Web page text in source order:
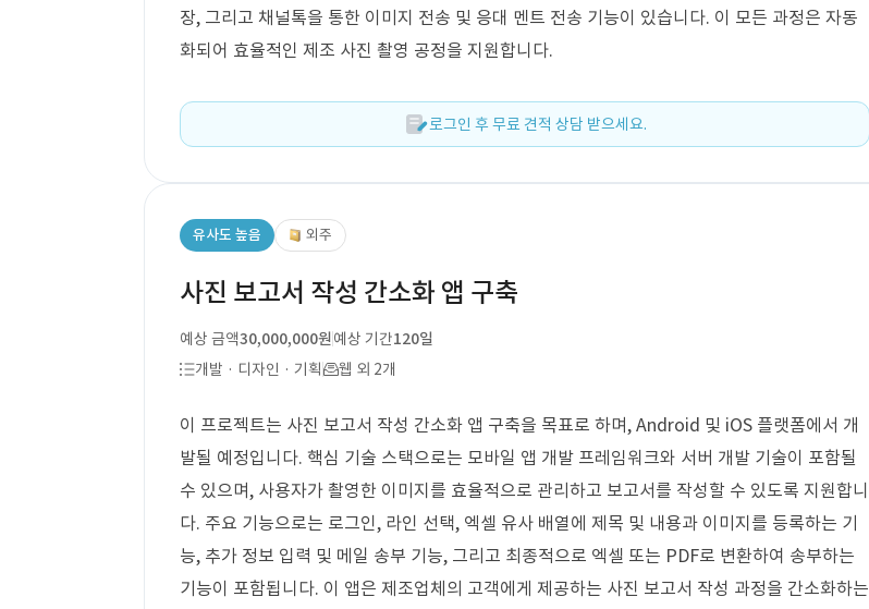
장, 그리고 채널톡을 통한 이미지 전송 및 응대 멘트 전송 기능이 있습니다. 이 모든 과정은 자동
화되어 효율적인 제조 사진 촬영 공정을 지원합니다.
로그인 후 무료 견적 상담 받으세요.
유사도 높음 외주
사진 보고서 작성 간소화 앱 구축
예상 금액30,000,000원예상 기간120일
개발 · 디자인 · 기획
웹 외 2개
이 프로젝트는 사진 보고서 작성 간소화 앱 구축을 목표로 하며, Android 및 iOS 플랫폼에서 개
발될 예정입니다. 핵심 기술 스택으로는 모바일 앱 개발 프레임워크와 서버 개발 기술이 포함될
수 있으며, 사용자가 촬영한 이미지를 효율적으로 관리하고 보고서를 작성할 수 있도록 지원합니
다. 주요 기능으로는 로그인, 라인 선택, 엑셀 유사 배열에 제목 및 내용과 이미지를 등록하는 기
능, 추가 정보 입력 및 메일 송부 기능, 그리고 최종적으로 엑셀 또는 PDF로 변환하여 송부하는
기능이 포함됩니다. 이 앱은 제조업체의 고객에게 제공하는 사진 보고서 작성 과정을 간소화하는